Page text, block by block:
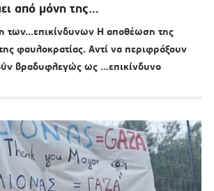
από μόνη της…
των…επικίνδυνων Η αποθέωση της
φαυλοκρατίας. Αντί να περιφράξουν
βραδυφλεγώς ως …επικίνδυνο